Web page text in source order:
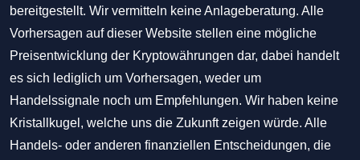
bereitgestellt. Wir vermitteln keine Anlageberatung. Alle
Vorhersagen auf dieser Website stellen eine mögliche
Preisentwicklung der Kryptowährungen dar, dabei handelt
es sich lediglich um Vorhersagen, weder um
Handelssignale noch um Empfehlungen. Wir haben keine
Kristallkugel, welche uns die Zukunft zeigen würde. Alle
Handels- oder anderen finanziellen Entscheidungen, die